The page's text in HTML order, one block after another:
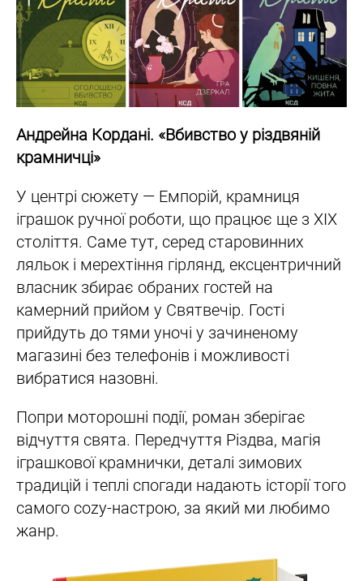
Андрейна Кордані. «Вбивство у різдвяній
крамничці»
У центрі сюжету — Емпорій, крамниця
іграшок ручної роботи, що працює ще з ХІХ
століття. Саме тут, серед старовинних
ляльок і мерехтіння гірлянд, ексцентричний
власник збирає обраних гостей на
камерний прийом у Святвечір. Гості
прийдуть до тями уночі у зачиненому
магазині без телефонів і можливості
вибратися назовні.
Попри моторошні події, роман зберігає
відчуття свята. Передчуття Різдва, магія
іграшкової крамнички, деталі зимових
традицій і теплі спогади надають історії того
самого cozy-настрою, за який ми любимо
жанр.